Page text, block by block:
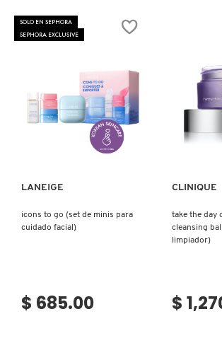
SOLO EN SEPHORA
SEPHORA EXCLUSIVE
Ver más
LANEIGE
icons to go (set de minis para
cuidado facial)
$ 685.00
CLINIQUE
take the day
cleansing
limpiador)
$